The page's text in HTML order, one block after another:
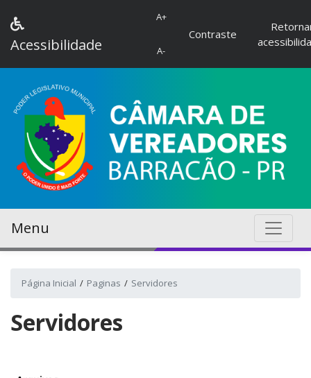
Acessibilidade
A+
A-
Contraste
Menu
Página Inicial Paginas Servidores
Servidores